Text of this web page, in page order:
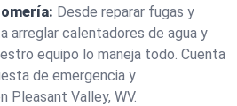
Desde reparar fugas y
arreglar calentadores de agua y
equipo lo maneja todo. Cuenta
de emergencia y
Pleasant Valley, WV.